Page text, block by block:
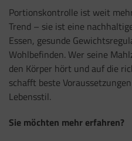
Portionskontrolle ist weit
Trend – sie ist eine
Essen, gesunde
Wohlbefinden. Wer seine
den Körper hört und auf die
schafft beste
Lebensstil.
Sie möchten mehr erfahren?